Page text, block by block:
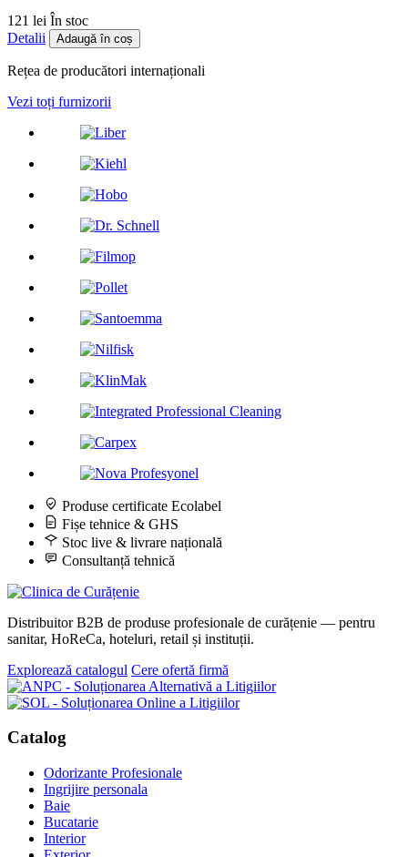
121 lei În stoc
Detalii
Adaugă în coș
Rețea de producători internaționali
Vezi toți furnizorii
Produse certificate Ecolabel
Fișe tehnice & GHS
Stoc live & livrare națională
Consultanță tehnică
Distribuitor B2B de produse profesionale de curățenie — pentru
sanitar, HoReCa, hoteluri, retail și instituții.
Explorează catalogul Cere ofertă firmă
Catalog
Odorizante Profesionale
Ingrijire personala
Baie
Bucatarie
Interior